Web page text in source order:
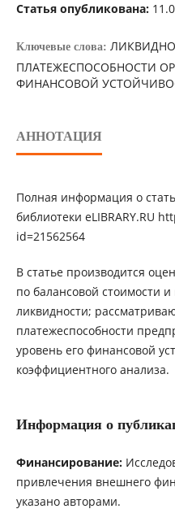
Статья опубликована:
Ключевые слова:
ПЛАТЕЖЕСПОСОБНОСТИ
ФИНАНСОВОЙ
АННОТАЦИЯ
Полная информация о
библиотеки eLIBRARY.RU
id=21562564
В статье производится
по балансовой стоимости
ликвидности;
платежеспособности
уровень его финансовой
коэффициентного анализа.
Информация о
Финансирование:
привлечения внешнего
указано авторами.